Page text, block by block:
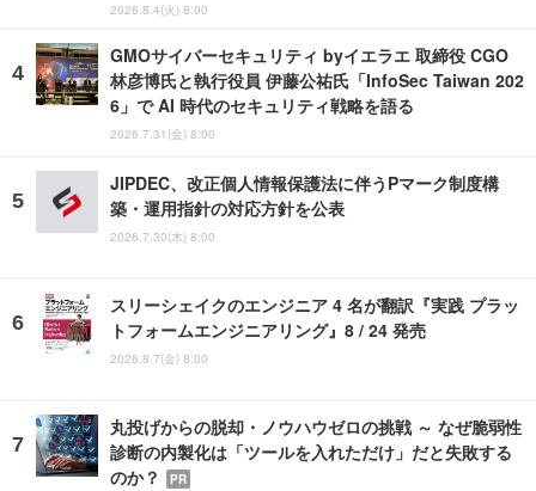
2026.8.4(火) 8:00
GMOサイバーセキュリティ byイエラエ 取締役 CGO
林彦博氏と執行役員 伊藤公祐氏「InfoSec Taiwan 202
6」で AI 時代のセキュリティ戦略を語る
2026.7.31(金) 8:00
JIPDEC、改正個人情報保護法に伴うPマーク制度構
築・運用指針の対応方針を公表
2026.7.30(木) 8:00
スリーシェイクのエンジニア 4 名が翻訳『実践 プラッ
トフォームエンジニアリング』8 / 24 発売
2026.8.7(金) 8:00
丸投げからの脱却・ノウハウゼロの挑戦 ～ なぜ脆弱性
診断の内製化は「ツールを入れただけ」だと失敗する
のか？
PR